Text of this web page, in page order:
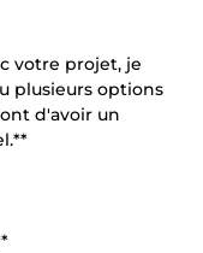
votre projet, je
plusieurs options
d'avoir un